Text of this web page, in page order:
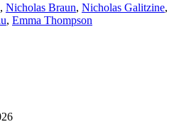
, Nicholas Braun, Nicholas Galitzine,
, Emma Thompson